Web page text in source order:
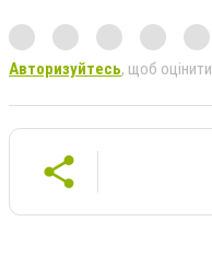
Авторизуйтесь, щоб оцінити